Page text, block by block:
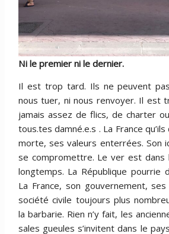
Ni le premier ni le dernier.
Il est trop tard. Ils ne peuvent
nous tuer, ni nous renvoyer. Il est
jamais assez de flics, de charter
tous.tes damné.e.s . La France
morte, ses valeurs enterrées. Son
se compromettre. Le ver est
longtemps. La République pourrie
La France, son gouvernement,
société civile toujours plus
la barbarie. Rien n’y fait, les
sales gueules s’invitent dans le